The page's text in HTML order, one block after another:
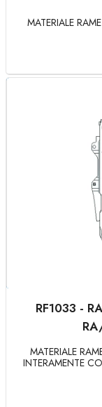
MATERIALE
RF1033 -
MATERIALE
INTERAMENTE